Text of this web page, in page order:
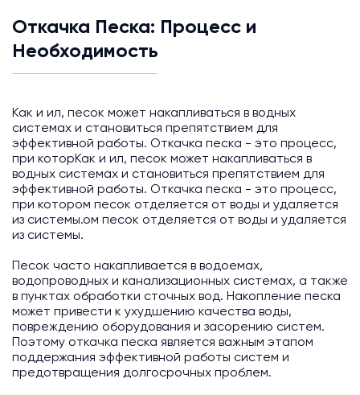
Откачка Песка: Процесс и
Необходимость
Как и ил, песок может накапливаться в водных
системах и становиться препятствием для
эффективной работы. Откачка песка - это процесс,
при которКак и ил, песок может накапливаться в
водных системах и становиться препятствием для
эффективной работы. Откачка песка - это процесс,
при котором песок отделяется от воды и удаляется
из системы.ом песок отделяется от воды и удаляется
из системы.
Песок часто накапливается в водоемах,
водопроводных и канализационных системах, а также
в пунктах обработки сточных вод. Накопление песка
может привести к ухудшению качества воды,
повреждению оборудования и засорению систем.
Поэтому откачка песка является важным этапом
поддержания эффективной работы систем и
предотвращения долгосрочных проблем.